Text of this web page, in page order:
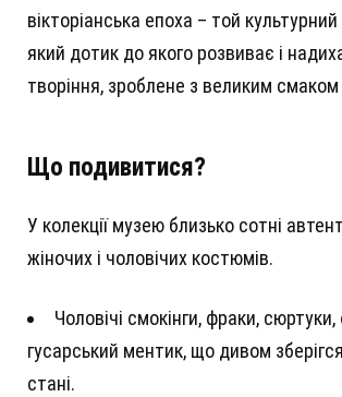
вікторіанська епоха – той
який дотик до якого розвиває і
творіння, зроблене з великим
Що подивитися?
У колекції музею близько сотні
жіночих і чоловічих костюмів.
Чоловічі смокінги, фраки, сюртуки,
гусарський ментик, що дивом
стані.